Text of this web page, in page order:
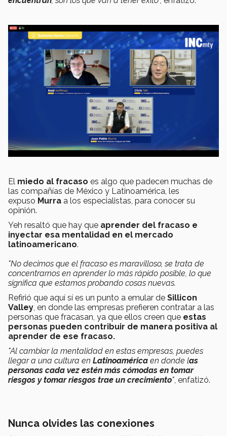
El miedo al fracaso es algo que padecen muchas de
las compañías de México y Latinoamérica, les
expuso Murra a los especialistas, para conocer su
opinión.
Yeh resaltó que hay que aprender del fracaso e
inyectar esa mentalidad en el mercado
latinoamericano.
"No decimos que el fracaso es maravilloso, se trata de
concentrarnos en aprender lo más rápido posible, lo que
significa que estamos probando cosas nuevas.
Refirió que aquí sí es un punto a emular de Sillicon
Valley , en donde las empresas prefieren contratar a las
personas que fracasan, ya que ellos creen que estas
personas pueden contribuir de manera positiva al
aprender de ese fracaso.
"Al cambiar la mentalidad en estas empresas, puedes
llegar a una cultura en Latinoamérica en donde las
personas cada vez estén más cómodas en tomar
riesgos y tomar riesgos trae un crecimiento" , enfatizó.
Nunca olvides las conexiones